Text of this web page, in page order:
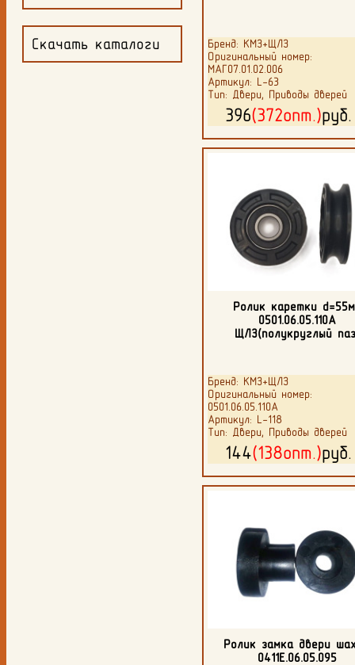
Скачать каталоги
Бренд: КМЗ+ЩЛЗ
Оригинальный номер:
МАГ07.01.02.006
Артикул: L-63
Тип: Двери, Приводы дверей
396(372опт.)
Ролик каретки
0501.06.05.110А
ЩЛЗ(полукруглый
Бренд: КМЗ+ЩЛЗ
Оригинальный номер:
0501.06.05.110А
Артикул: L-118
Тип: Двери, Приводы дверей
144(138опт.)
Ролик замка двери
0411Е.06.05.095